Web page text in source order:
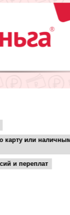
карту или
и переплат